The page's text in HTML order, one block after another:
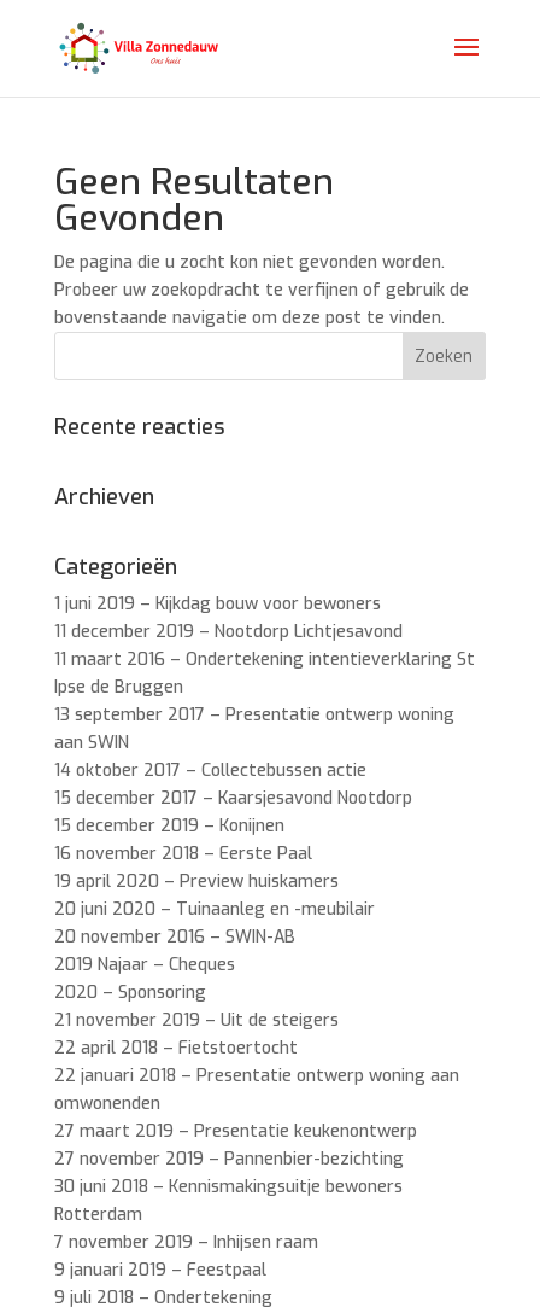
Geen Resultaten
Gevonden
De pagina die u zocht kon niet gevonden worden.
Probeer uw zoekopdracht te verfijnen of gebruik de
bovenstaande navigatie om deze post te vinden.
Recente reacties
Archieven
Categorieën
1 juni 2019 – Kijkdag bouw voor bewoners
11 december 2019 – Nootdorp Lichtjesavond
11 maart 2016 – Ondertekening intentieverklaring St
Ipse de Bruggen
13 september 2017 – Presentatie ontwerp woning
aan SWIN
14 oktober 2017 – Collectebussen actie
15 december 2017 – Kaarsjesavond Nootdorp
15 december 2019 – Konijnen
16 november 2018 – Eerste Paal
19 april 2020 – Preview huiskamers
20 juni 2020 – Tuinaanleg en -meubilair
20 november 2016 – SWIN-AB
2019 Najaar – Cheques
2020 – Sponsoring
21 november 2019 – Uit de steigers
22 april 2018 – Fietstoertocht
22 januari 2018 – Presentatie ontwerp woning aan
omwonenden
27 maart 2019 – Presentatie keukenontwerp
27 november 2019 – Pannenbier-bezichting
30 juni 2018 – Kennismakingsuitje bewoners
Rotterdam
7 november 2019 – Inhijsen raam
9 januari 2019 – Feestpaal
9 juli 2018 – Ondertekening